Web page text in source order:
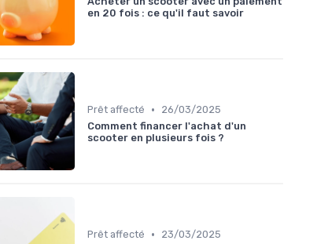
en 20 fois : ce qu'il faut savoir
Prêt affecté •
26/03/2025
Comment financer l'achat d'un
scooter en plusieurs fois ?
Prêt affecté •
23/03/2025